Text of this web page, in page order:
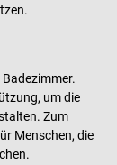
um die
Zum
Menschen, die